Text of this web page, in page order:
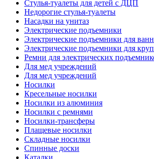
Стулья-туалеты для детей с ДЦП
Недорогие стулья-туалеты
Насадки на унитаз
Электрические подъемники
Электрические подъемники для
Электрические подъемники для
Ремни для электрических
Для мед учреждений
Для мед учреждений
Носилки
Кресельные носилки
Носилки из алюминия
Носилки с ремнями
Носилки-трансферы
Плащевые носилки
Складные носилки
Спинные доски
Каталки